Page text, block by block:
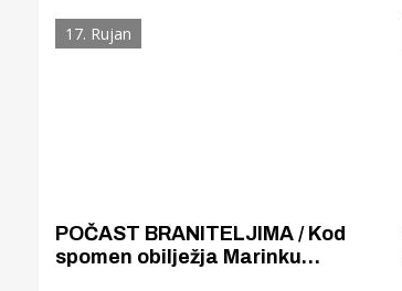
igrači turnira su Špigeti Filip
Džaja i Matej Čajkušić.
17. Rujan
POČAST BRANITELJIMA / Kod
spomen obilježja Marinku